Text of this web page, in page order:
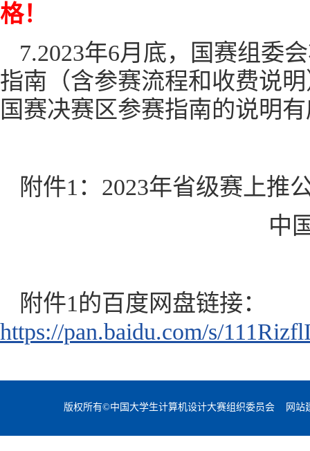
格！
7.2023年6月底，国赛组委
指南（含参赛流程和收费说
国赛决赛区参赛指南的说明
附件1：2023年省级赛上推
中
附件1的百度网盘链接：
https://pan.baidu.com/s/
版权所有©中国大学生计算机设计大赛组织委员会 网站